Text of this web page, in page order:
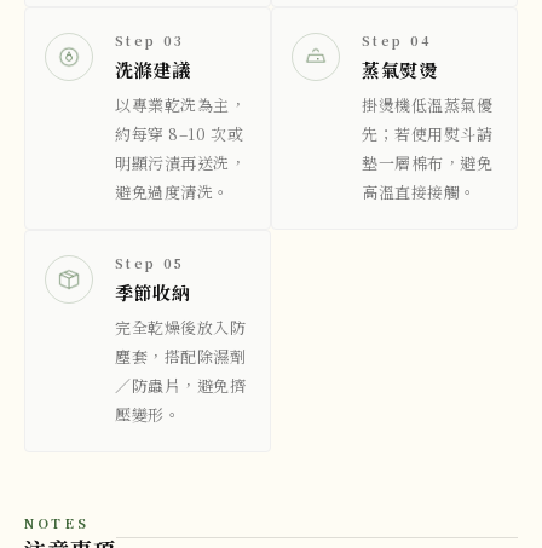
Step 03
洗滌建議
以專業乾洗為主，
約每穿 8–10 次或
明顯污漬再送洗，
避免過度清洗。
Step 04
蒸氣熨燙
掛燙機低溫蒸氣優
先；若使用熨斗請
墊一層棉布，避免
高溫直接接觸。
Step 05
季節收納
完全乾燥後放入防
塵套，搭配除濕劑
／防蟲片，避免擠
壓變形。
NOTES